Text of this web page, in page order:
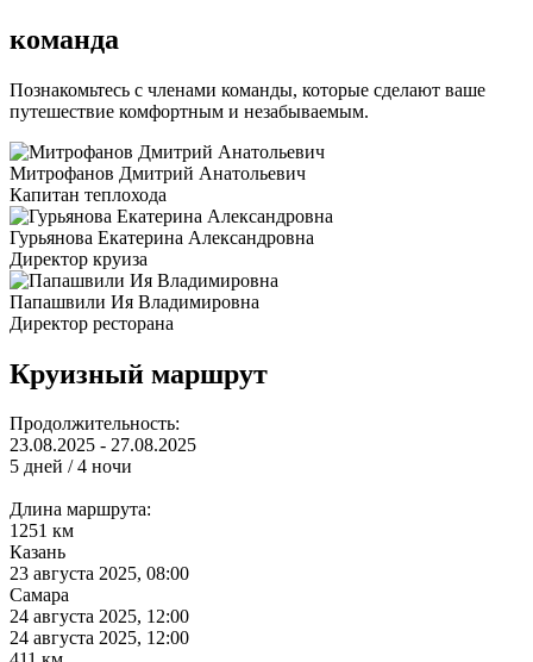
команда
Познакомьтесь с членами команды, которые сделают ваше
путешествие комфортным и незабываемым.
Митрофанов Дмитрий Анатольевич
Капитан теплохода
Гурьянова Екатерина Александровна
Директор круиза
Папашвили Ия Владимировна
Директор ресторана
Круизный маршрут
Продолжительность:
23.08.2025 - 27.08.2025
5 дней / 4 ночи
Длина маршрута:
1251 км
Казань
23 августа 2025, 08:00
Самара
24 августа 2025, 12:00
24 августа 2025, 12:00